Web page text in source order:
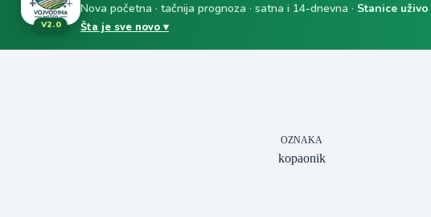
V2.0
Nova početna · tačnija prognoza · satna i 14-dnevna · Stanice uživo
Šta je sve novo ▾
OZNAKA
kopaonik